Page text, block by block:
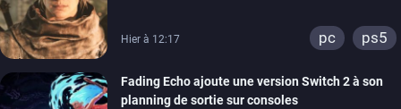
Hier à 12:17 pc ps5
Fading Echo ajoute une version Switch 2 à son
planning de sortie sur consoles